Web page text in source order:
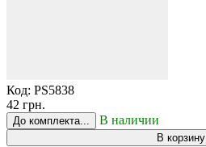
Код: PS5838
42 грн.
До комплекта... В наличии
В корзину